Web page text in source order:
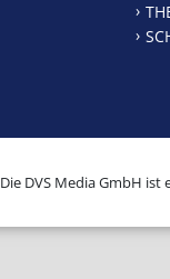
Die DVS Media GmbH